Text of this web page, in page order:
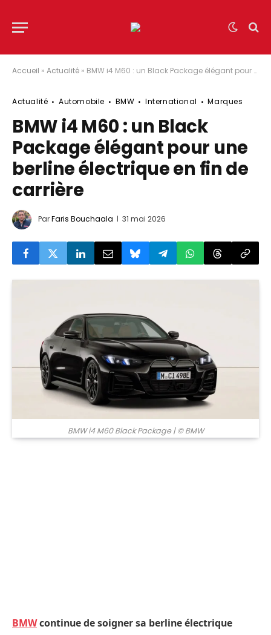
Accueil » Actualité » BMW i4 M60 : un Black Package élégant pour une berline électrique en fin de carrière
Actualité Automobile BMW International Marques
BMW i4 M60 : un Black
Package élégant pour une
berline électrique en fin de
carrière
ParFaris Bouchaala 31 mai 2026
BMW i4 M60 Black Package| © BMW
BMWcontinue de soigner sa berline électrique